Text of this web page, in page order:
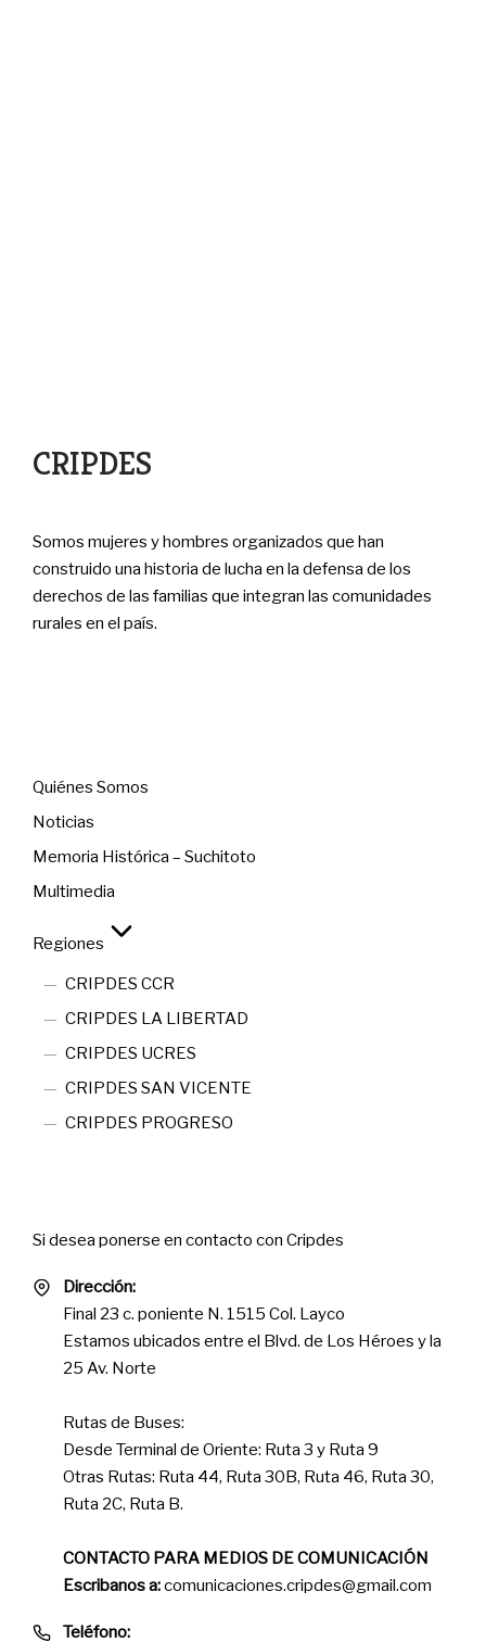
CRIPDES
Somos mujeres y hombres organizados que han
construido una historia de lucha en la defensa de los
derechos de las familias que integran las comunidades
rurales en el país.
Quiénes Somos
Noticias
Memoria Histórica – Suchitoto
Multimedia
Regiones
CRIPDES CCR
CRIPDES LA LIBERTAD
CRIPDES UCRES
CRIPDES SAN VICENTE
CRIPDES PROGRESO
Si desea ponerse en contacto con Cripdes
Dirección:
Final 23 c. poniente N. 1515 Col. Layco
Estamos ubicados entre el Blvd. de Los Héroes y la
25 Av. Norte
Rutas de Buses:
Desde Terminal de Oriente: Ruta 3 y Ruta 9
Otras Rutas: Ruta 44, Ruta 30B, Ruta 46, Ruta 30,
Ruta 2C, Ruta B.
CONTACTO PARA MEDIOS DE COMUNICACIÓN
Escribanos a:comunicaciones.cripdes@gmail.com
Teléfono: